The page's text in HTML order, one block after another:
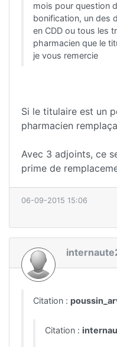
mois pour question
bonification, un des
en CDD ou tous les
pharmacien que le
je vous remercie
Si le titulaire est un
pharmacien
Avec 3 adjoints, ce
prime de
06-09-2015 15:06
Citation :
Citation :